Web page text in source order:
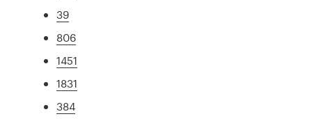
39
806
1451
1831
384